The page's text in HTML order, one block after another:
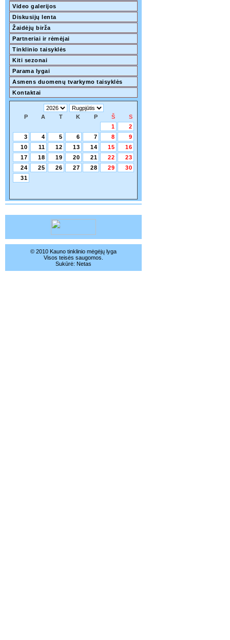
Video galerijos
Diskusijų lenta
Žaidėjų birža
Partneriai ir rėmėjai
Tinklinio taisyklės
Kiti sezonai
Parama lygai
Asmens duomenų tvarkymo taisyklės
Kontaktai
P A T K P Š
S
1
2
3
4 5 6 7 8
9
10
11 12 13 14 15
16
17
18 19 20 21 22
23
24
25 26 27 28 29
30
31
© 2010 Kauno tinklinio mėgėjų lyga
Visos teisės saugomos.
Sukūrė: Netas